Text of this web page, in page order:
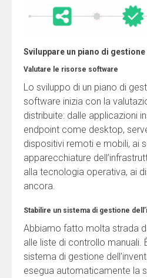
Sviluppare un piano di
Valutare le risorse software
Lo sviluppo di un piano di
software inizia con la
distribuite: dalle applicazioni
endpoint come desktop,
dispositivi remoti e mobili, ai
apparecchiature
alla tecnologia operativa, ai
ancora.
Stabilire un sistema di gestione
Abbiamo fatto molta strada
alle liste di controllo manuali.
sistema di gestione
esegua automaticamente la